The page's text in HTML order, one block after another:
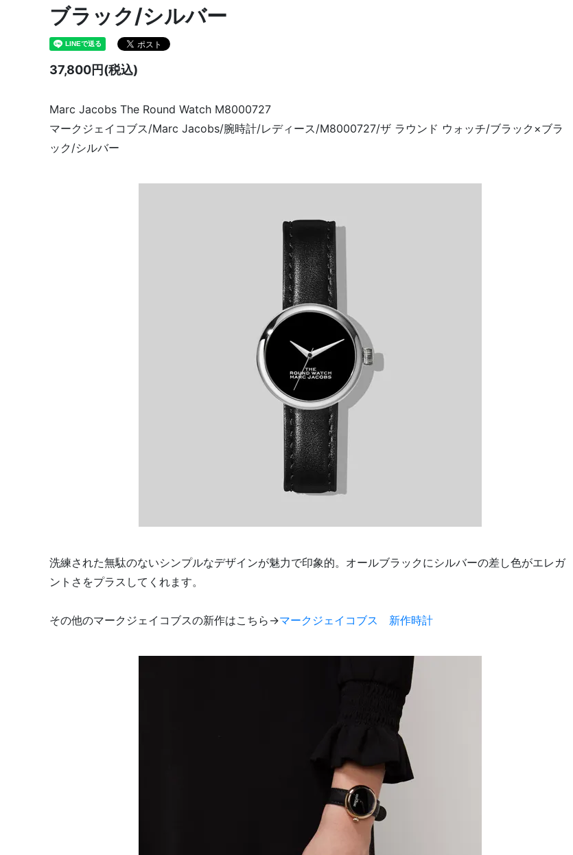
ブラック/シルバー
37,800円(税込)
Marc Jacobs The Round Watch M8000727
マークジェイコブス/Marc Jacobs/腕時計/レディース/M8000727/ザ ラウンド ウォッチ/ブラック×ブラ
ック/シルバー
洗練された無駄のないシンプルなデザインが魅力で印象的。オールブラックにシルバーの差し色がエレガ
ントさをプラスしてくれます。
その他のマークジェイコブスの新作はこちら→マークジェイコブス 新作時計